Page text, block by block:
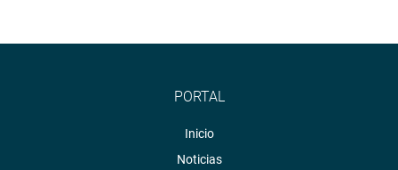
PORTAL
Inicio
Noticias